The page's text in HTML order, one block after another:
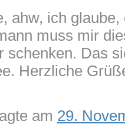
ahw, ich glaube,
muss mir
schenken. Das
Herzliche
am 29.